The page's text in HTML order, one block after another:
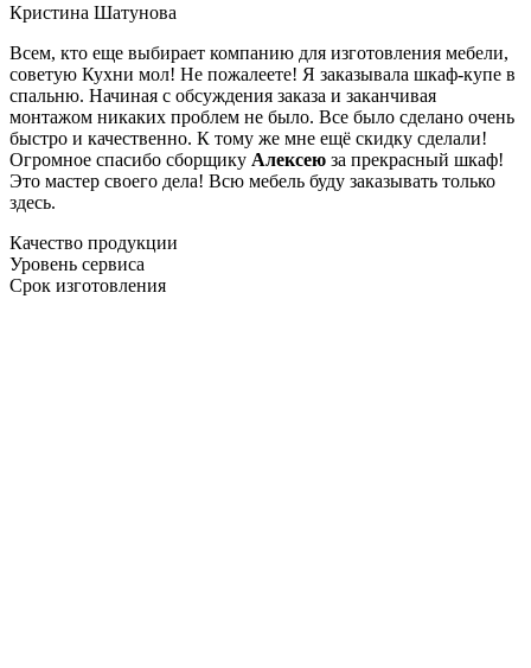
Кристина Шатунова
Всем, кто еще выбирает компанию для изготовления мебели,
советую Кухни мол! Не пожалеете! Я заказывала шкаф-купе в
спальню. Начиная с обсуждения заказа и заканчивая
монтажом никаких проблем не было. Все было сделано очень
быстро и качественно. К тому же мне ещё скидку сделали!
Огромное спасибо сборщику Алексею за прекрасный шкаф!
Это мастер своего дела! Всю мебель буду заказывать только
здесь.
Качество продукции
Уровень сервиса
Срок изготовления